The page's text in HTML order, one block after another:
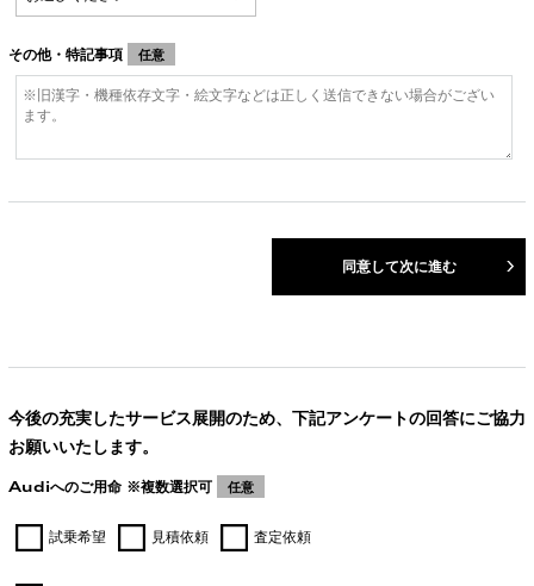
その他・特記事項 任意
同意して次に進む
今後の充実したサービス展開のため、下記アンケートの回答にご協力
お願いいたします。
Audiへのご用命 ※複数選択可 任意
試乗希望 見積依頼 査定依頼